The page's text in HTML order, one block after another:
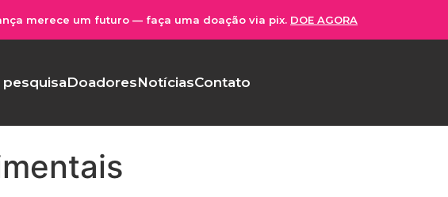
merece um futuro — faça uma doação via pix. DOE AGORA
DoadoresNotíciasContato